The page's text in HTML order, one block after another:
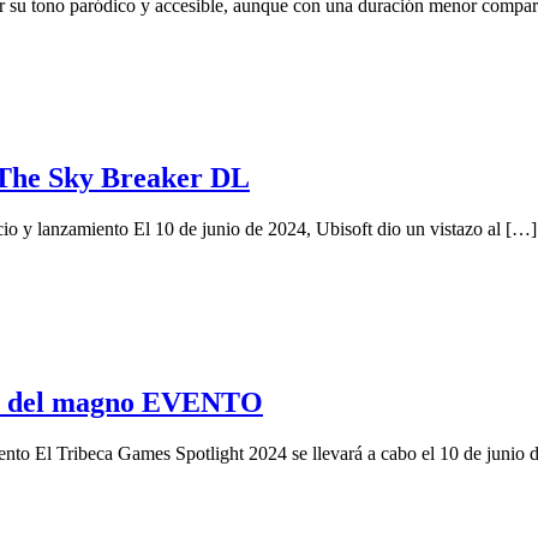
tono paródico y accesible, aunque con una duración menor
Sky Breaker DL
y lanzamiento El 10 de junio de 2024, Ubisoft dio un vistazo al […]
magno EVENTO
El Tribeca Games Spotlight 2024 se llevará a cabo el 10 de